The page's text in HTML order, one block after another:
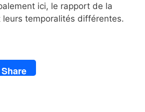
ici, le rapport de la
leurs temporalités différentes.
Share